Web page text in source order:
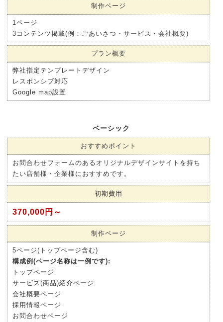
制作ページ
1ページ
3コンテンツ掲載(例：ごあいさつ・サービス・会社概要)
プラン概要
弊社指定テンプレートデザイン
レスポンシブ対応
Google map設置
ベーシック
おすすめポイント
お問合わせフォームのあるオリジナルデザインサイトを持ち
たい店舗様・企業様におすすめです。
初期費用
370,000円～
制作ページ
5ページ(トップページ含む)
構成例(ページ名称は一例です):
トップページ
サービス(商品)紹介ページ
会社概要ページ
採用情報ページ
お問合わせページ